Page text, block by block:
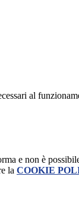
al
e non è
la COOKIE